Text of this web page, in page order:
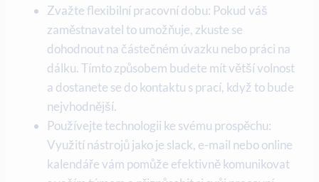
Zvažte flexibilní‌ pracovní⁣ dobu: ‌Pokud váš
zaměstnavatel‌ to umožňuje, zkuste se
dohodnout na⁣ částečném úvazku nebo práci na
dálku. Tímto způsobem budete mít větší volnost​
a dostanete se ⁣do kontaktu s prací, když to bude​
nejvhodnější.
Používejte technologii ke svému prospěchu:
Využití nástrojů jako je ⁤slack, e-mail nebo online
kalendáře vám‌ pomůže ‍efektivně komunikovat